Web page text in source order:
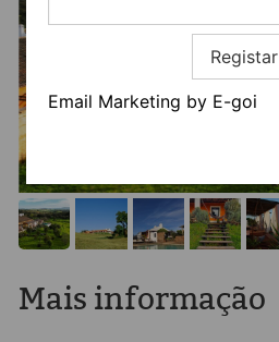
Registar
Email Marketing by E-goi
Mais informação